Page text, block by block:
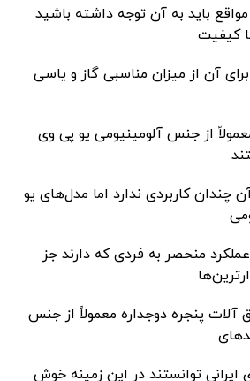
باید به آن توجه داشته باشید
کیفیت
آن از میزان مناسبی گاز و یاسی
از جنس آلومینیومی یو پی وی
چندان کاربردی ندارد اما مدل‌های یو
منحصر به فردی که دارند جز
آلات پنجره دوجداره معمولاً از جنس
ایرانی توانستند در این زمینه خوش